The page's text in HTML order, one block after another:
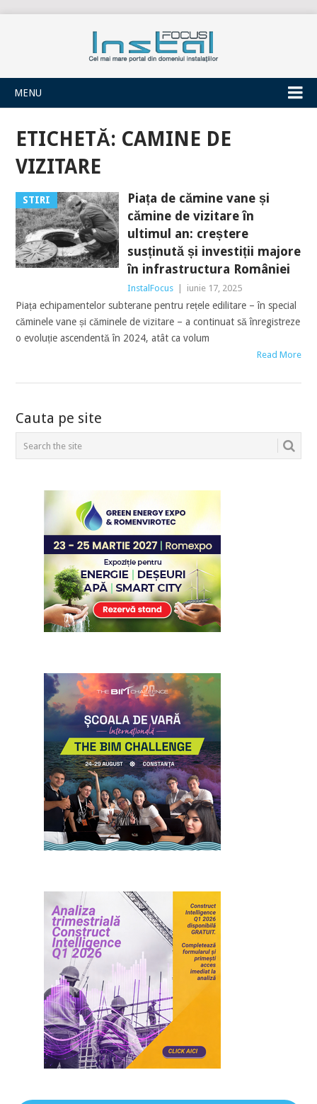
INSTALFOCUS
MENU
ETICHETĂ: CAMINE DE
VIZITARE
STIRI
Piața de cămine vane și
cămine de vizitare în
ultimul an: creștere
susținută și investiții majore
în infrastructura României
InstalFocus iunie 17, 2025
Piața echipamentelor subterane pentru rețele edilitare – în special
căminele vane și căminele de vizitare – a continuat să înregistreze
o evoluție ascendentă în 2024, atât ca volum
Read More
POSTS
NAVIGATION
Cauta pe site